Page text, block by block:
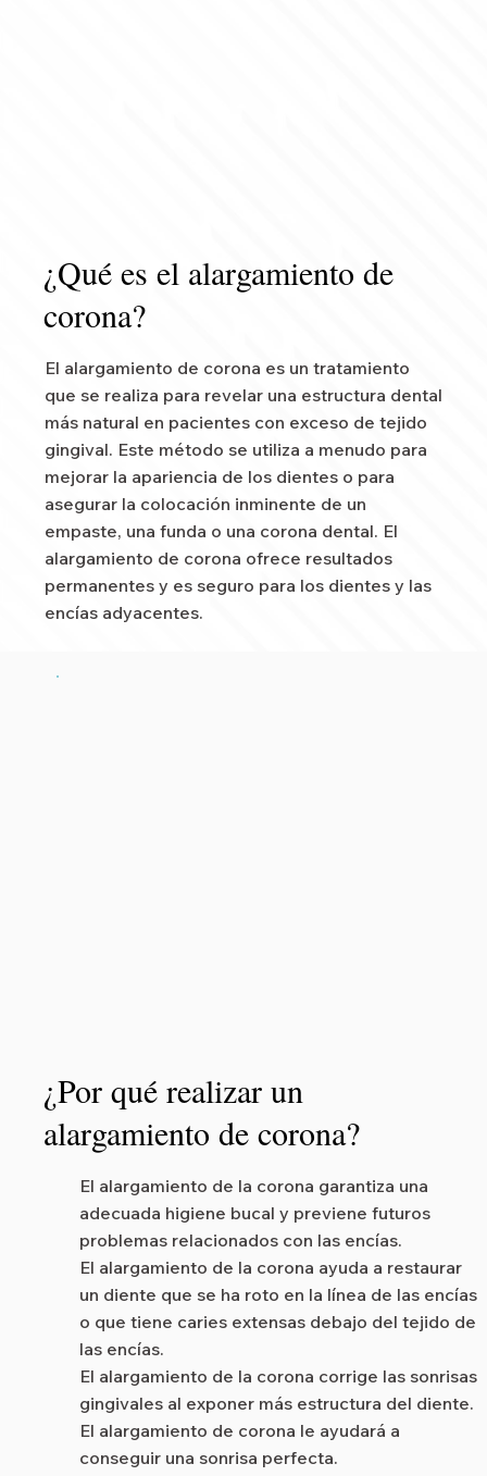
¿Qué es el alargamiento de
corona?
El alargamiento de corona es un tratamiento
que se realiza para revelar una estructura dental
más natural en pacientes con exceso de tejido
gingival. Este método se utiliza a menudo para
mejorar la apariencia de los dientes o para
asegurar la colocación inminente de un
empaste, una funda o una corona dental. El
alargamiento de corona ofrece resultados
permanentes y es seguro para los dientes y las
encías adyacentes.
¿Por qué realizar un
alargamiento de corona?
El alargamiento de la corona garantiza una
adecuada higiene bucal y previene futuros
problemas relacionados con las encías.
El alargamiento de la corona ayuda a restaurar
un diente que se ha roto en la línea de las encías
o que tiene caries extensas debajo del tejido de
las encías.
El alargamiento de la corona corrige las sonrisas
gingivales al exponer más estructura del diente.
El alargamiento de corona le ayudará a
conseguir una sonrisa perfecta.